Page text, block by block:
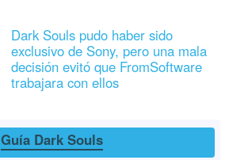
Dark Souls pudo haber sido
exclusivo de Sony, pero una mala
decisión evitó que FromSoftware
trabajara con ellos
Guía Dark Souls